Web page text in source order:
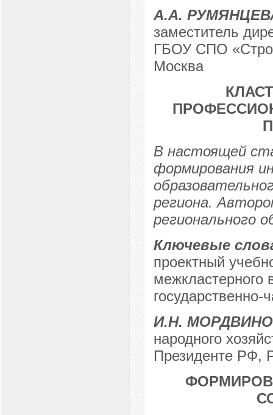
А.А.
заместитель
ГБОУ СПО
Москва
В настоящей
формирования
региона.
регионального
Ключевые
проектный
межкластерного
государственно-
И.Н.
народного
Президенте РФ,